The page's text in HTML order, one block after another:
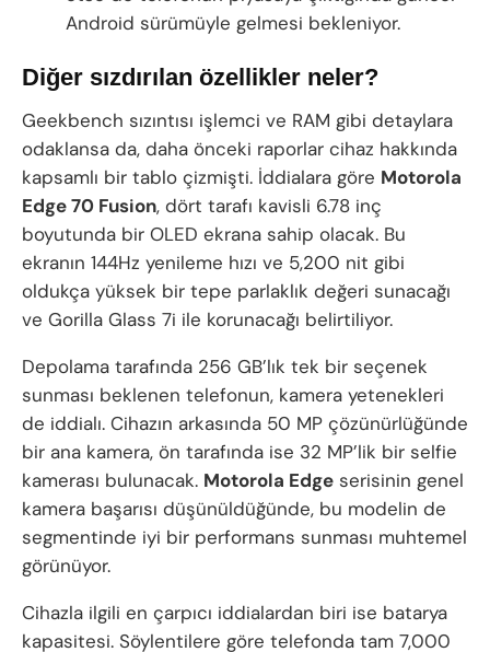
Android sürümüyle gelmesi bekleniyor.
Diğer sızdırılan özellikler neler?
Geekbench sızıntısı işlemci ve RAM gibi detaylara
odaklansa da, daha önceki raporlar cihaz hakkında
kapsamlı bir tablo çizmişti. İddialara göre Motorola
Edge 70 Fusion, dört tarafı kavisli 6.78 inç
boyutunda bir OLED ekrana sahip olacak. Bu
ekranın 144Hz yenileme hızı ve 5,200 nit gibi
oldukça yüksek bir tepe parlaklık değeri sunacağı
ve Gorilla Glass 7i ile korunacağı belirtiliyor.
Depolama tarafında 256 GB’lık tek bir seçenek
sunması beklenen telefonun, kamera yetenekleri
de iddialı. Cihazın arkasında 50 MP çözünürlüğünde
bir ana kamera, ön tarafında ise 32 MP’lik bir selfie
kamerası bulunacak. Motorola Edge serisinin genel
kamera başarısı düşünüldüğünde, bu modelin de
segmentinde iyi bir performans sunması muhtemel
görünüyor.
Cihazla ilgili en çarpıcı iddialardan biri ise batarya
kapasitesi. Söylentilere göre telefonda tam 7,000